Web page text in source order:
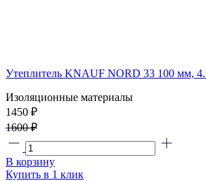
Утеплитель KNAUF NORD 33 100 мм,
Изоляционные материалы
1450 ₽
1600 ₽
В корзину
Купить в 1 клик